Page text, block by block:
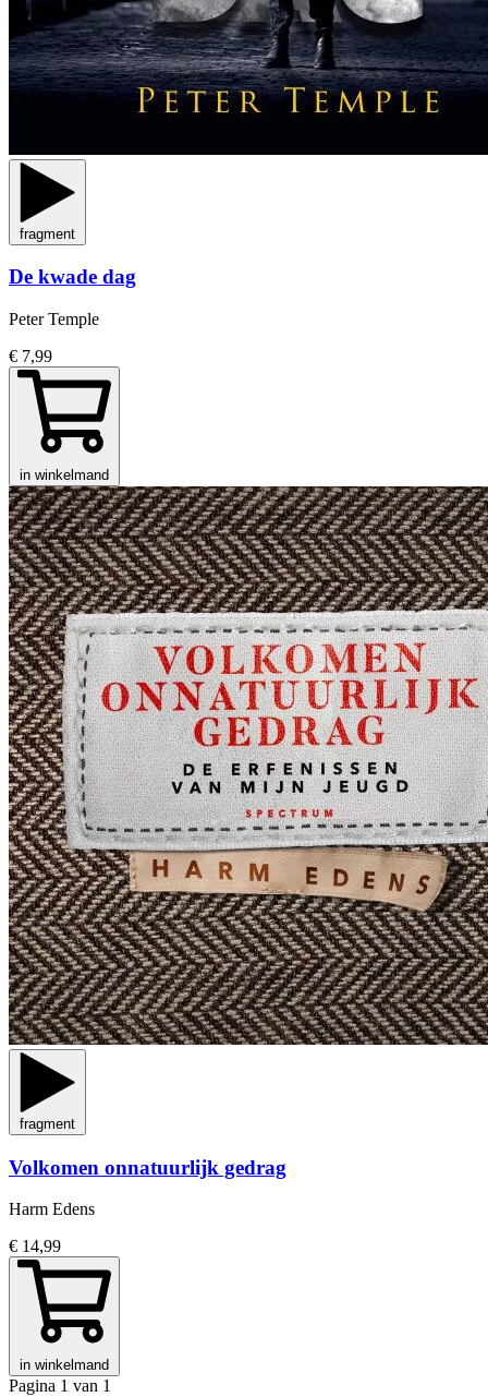
fragment
De kwade dag
Peter Temple
€ 7,99
in winkelmand
fragment
Volkomen onnatuurlijk gedrag
Harm Edens
€ 14,99
in winkelmand
Pagina 1 van 1